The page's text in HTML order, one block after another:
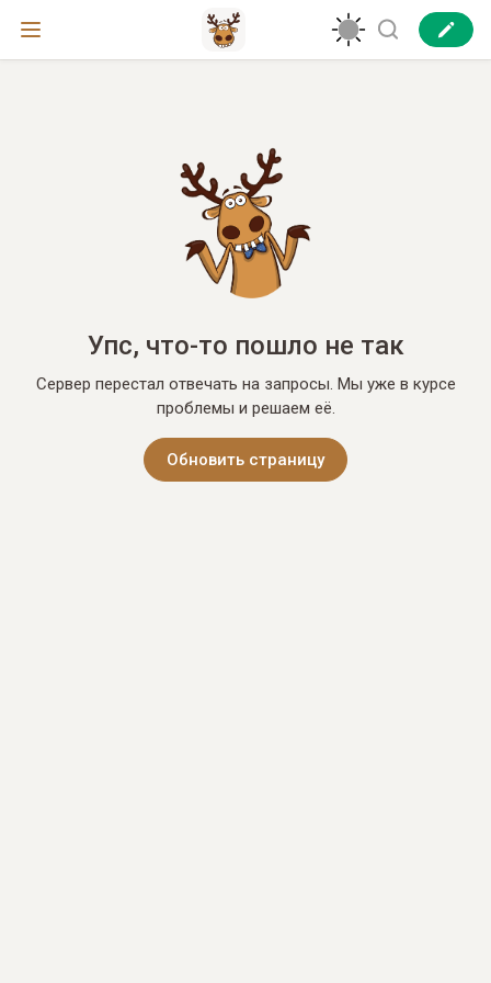
Упс, что-то пошло не так
Сервер перестал отвечать на запросы. Мы уже в курсе
проблемы и решаем её.
Обновить страницу